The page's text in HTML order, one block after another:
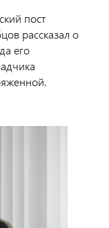
пост
рассказал о
его